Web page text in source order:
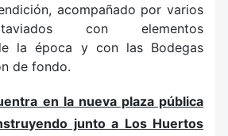
acompañado por varios
con elementos
la época y con las Bodegas
de fondo.
en la nueva plaza pública
junto a Los Huertos